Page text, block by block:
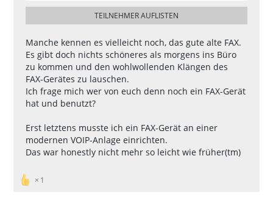
TEILNEHMER AUFLISTEN
Manche kennen es vielleicht noch, das gute alte FAX.
Es gibt doch nichts schöneres als morgens ins Büro
zu kommen und den wohlwollenden Klängen des
FAX-Gerätes zu lauschen.
Ich frage mich wer von euch denn noch ein FAX-Gerät
hat und benutzt?
Erst letztens musste ich ein FAX-Gerät an einer
modernen VOIP-Anlage einrichten.
Das war honestly nicht mehr so leicht wie früher(tm)
1